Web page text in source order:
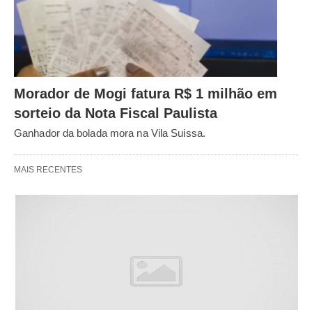
Morador de Mogi fatura R$ 1 milhão em
sorteio da Nota Fiscal Paulista
Ganhador da bolada mora na Vila Suissa.
MAIS RECENTES